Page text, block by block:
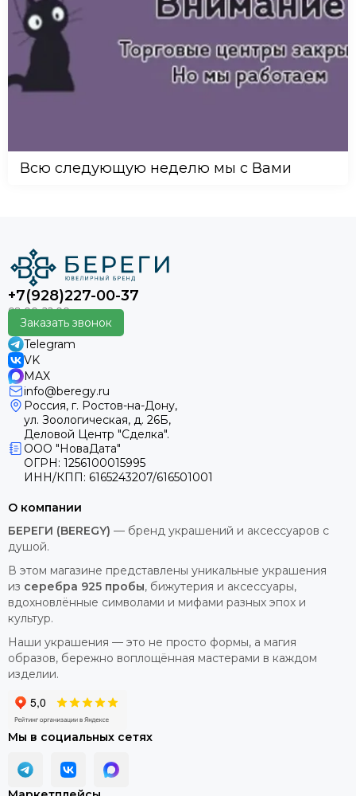
Всю следующую неделю мы с Вами
+7(928)227-00-37
Заказать звонок
Telegram
VK
MAX
info@beregy.ru
Россия, г. Ростов-на-Дону,
ул. Зоологическая, д. 26Б,
Деловой Центр "Сделка".
ООО "НоваДата"
ОГРН: 1256100015995
ИНН/КПП: 6165243207/616501001
О компании
БЕРЕГИ (BEREGY) — бренд украшений и аксессуаров с
душой.
В этом магазине представлены уникальные украшения
из серебра 925 пробы, бижутерия и аксессуары,
вдохновлённые символами и мифами разных эпох и
культур.
Наши украшения — это не просто формы, а магия
образов, бережно воплощённая мастерами в каждом
изделии.
Мы в социальных сетях